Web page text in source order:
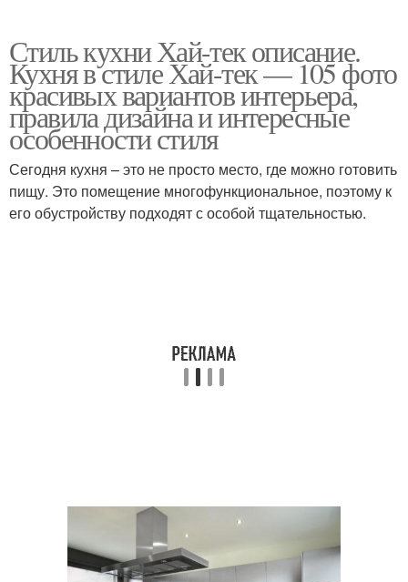
Стиль кухни Хай-тек описание.
Кухня в стиле Хай-тек — 105 фото
красивых вариантов интерьера,
правила дизайна и интересные
особенности стиля
Сегодня кухня – это не просто место, где можно готовить
пищу. Это помещение многофункциональное, поэтому к
его обустройству подходят с особой тщательностью.